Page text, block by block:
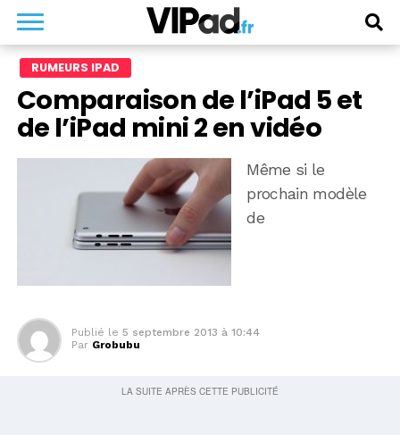
RUMEURS IPAD
Comparaison de l’iPad 5 et
de l’iPad mini 2 en vidéo
Même si le
prochain modèle
de
Publié le 5 septembre 2013 à 10:44
Par Grobubu